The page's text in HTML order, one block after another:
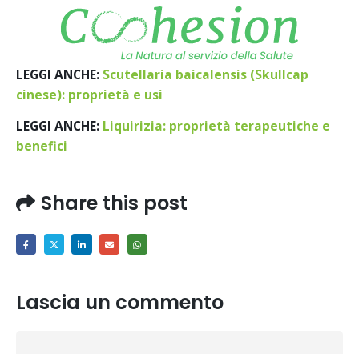
LEGGI ANCHE: Scutellaria baicalensis (Skullcap
cinese): proprietà e usi
LEGGI ANCHE: Liquirizia: proprietà terapeutiche e
benefici
Share this post
Lascia un commento